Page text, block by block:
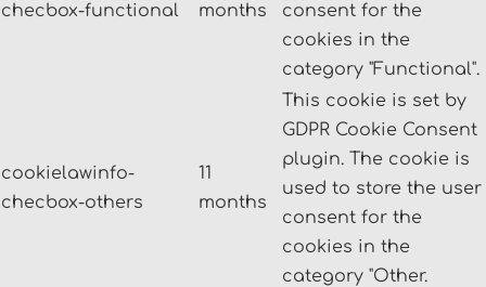
checbox-functional
months
consent for the
cookies in the
category "Functional".
cookielawinfo-
checbox-others
11
months
This cookie is set by
GDPR Cookie Consent
plugin. The cookie is
used to store the user
consent for the
cookies in the
category "Other.